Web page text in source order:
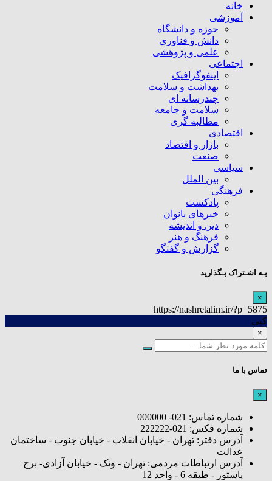
خانه
آموزشی
حوزه و دانشگاه
دانش و فناوری
علمی و پژوهشی
اجتماعی
اینفوگرافیک
بهداشت و سلامت
چندرسانه ای
سلامت و جامعه
مطالبه گری
اقتصادی
بازار و اقتصاد
صنعت
سیاسی
بین الملل
فرهنگی
پادکست
خبرهای بانوان
دین و اندیشه
فرهنگ و هنر
گزارش و گفتگو
بـه اشـتراک بـگذارید
×
https://nashretalim.ir/?p=5875
کپی
×
تماس با ما
×
شماره تماس: 021- 000000
شماره فکس: 021-222222
آدرس دفتر: تهران - خیابان انقلاب - خیابان جنوب - ساختمان
عدالت
آدرس ارتباطات مردمی: تهران - ونک - خیابان آزادی- برج
پاستور - طبقه 6 - واحد 12